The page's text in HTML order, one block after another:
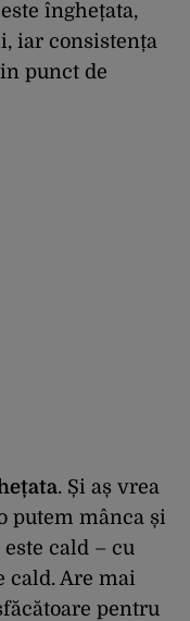
înghețata,
iar consistența
punct de
. Și aș vrea
putem mânca și
cald – cu
cald. Are mai
pentru